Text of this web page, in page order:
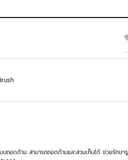
บถอดด้าม สามารถถอดด้ามและสวมเก็บได้ ช่วยรักษา